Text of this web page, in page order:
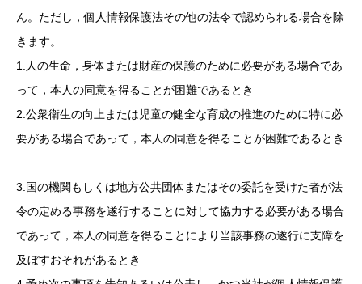
ん。ただし，個人情報保護法その他の法令で認められる場合を除
きます。
1.人の生命，身体または財産の保護のために必要がある場合であ
って，本人の同意を得ることが困難であるとき
2.公衆衛生の向上または児童の健全な育成の推進のために特に必
要がある場合であって，本人の同意を得ることが困難であるとき
3.国の機関もしくは地方公共団体またはその委託を受けた者が法
令の定める事務を遂行することに対して協力する必要がある場合
であって，本人の同意を得ることにより当該事務の遂行に支障を
及ぼすおそれがあるとき